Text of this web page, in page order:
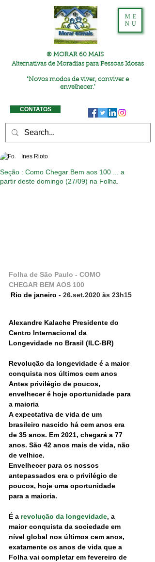
® MORAR 60 MAIS
Alternativas de Moradias para Pessoas Idosas
"Novos modos de viver, conviver e
envelhecer."
ME
NU
CONTATOS
Seção : Como Chegar Bem aos 100 ... a
partir deste domingo (27/09) na Folha.
Ines Rioto
Folha de São Paulo - COMO
CHEGAR BEM AOS 100
Rio de janeiro - 26.set.2020 às 23h15
Alexandre Kalache Presidente do
Centro Internacional da
Longevidade no Brasil (ILC-BR)​
Revolução da longevidade é a maior
conquista nos últimos cem anos
Antes privilégio de poucos,
envelhecer é hoje oportunidade para
a maioria
A expectativa de vida de um
brasileiro nascido há cem anos era
de 35 anos. Em 2021, chegará a 77
anos. São 42 anos mais de vida, não
de velhice.
Envelhecer para os nossos
antepassados era o privilégio de
poucos, hoje uma oportunidade
para a maioria.
É a revolução da longevidade, a
maior conquista da sociedade em
nível global nos últimos cem anos,
exatamente os anos de vida que a
Folha vai completar em fevereiro de